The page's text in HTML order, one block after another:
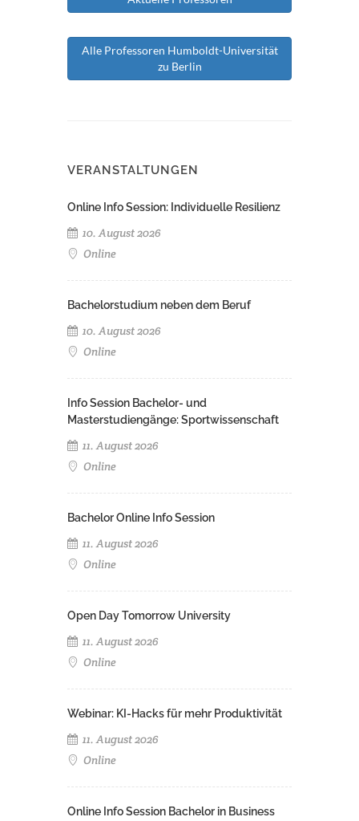
Alle Professoren Humboldt-Universität
zu Berlin
VERANSTALTUNGEN
Online Info Session: Individuelle Resilienz
10. August 2026
Online
Bachelorstudium neben dem Beruf
10. August 2026
Online
Info Session Bachelor- und
Masterstudiengänge: Sportwissenschaft
11. August 2026
Online
Bachelor Online Info Session
11. August 2026
Online
Open Day Tomorrow University
11. August 2026
Online
Webinar: KI-Hacks für mehr Produktivität
11. August 2026
Online
Online Info Session Bachelor in Business